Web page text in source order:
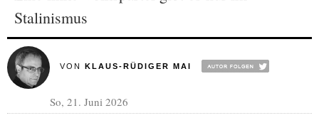
Stalinismus
VON KLAUS-RÜDIGER MAI
So, 21. Juni 2026